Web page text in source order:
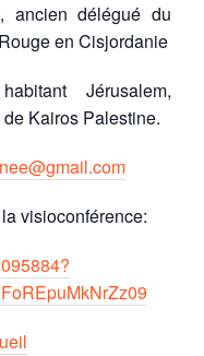
ancien délégué du
en Cisjordanie
Jérusalem,
Kairos Palestine.
visioconférence: